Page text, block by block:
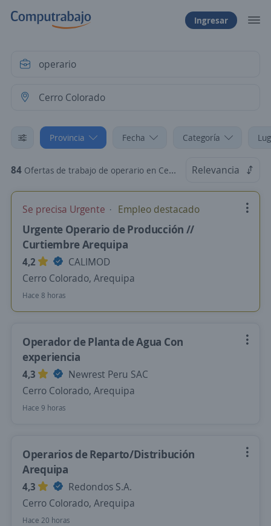
Ingresar
Provincia Fecha Categoría
84 Ofertas de trabajo de operario en Cerro Colorado, Arequipa Relevancia
Se precisa Urgente Empleo destacado
Urgente Operario de Producción //
Curtiembre Arequipa
4,2
CALIMOD
Cerro Colorado, Arequipa
Hace 8 horas
Operador de Planta de Agua Con
experiencia
4,3
Newrest Peru SAC
Cerro Colorado, Arequipa
Hace 9 horas
Operarios de Reparto/Distribución
Arequipa
4,3
Redondos S.A.
Cerro Colorado, Arequipa
Hace 20 horas